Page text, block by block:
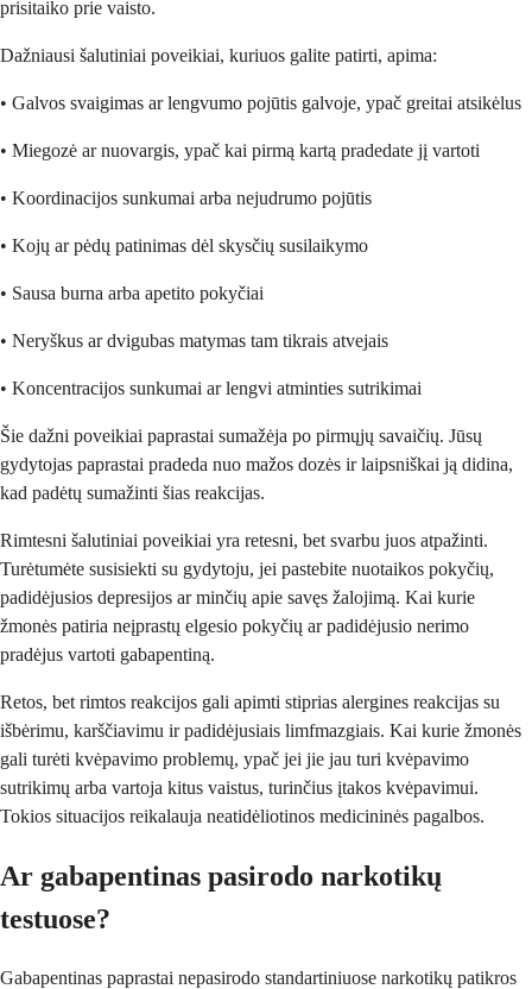
prisitaiko prie vaisto.
Dažniausi šalutiniai poveikiai, kuriuos galite patirti, apima:
• Galvos svaigimas ar lengvumo pojūtis galvoje, ypač greitai atsikėlus
• Miegozė ar nuovargis, ypač kai pirmą kartą pradedate jį vartoti
• Koordinacijos sunkumai arba nejudrumo pojūtis
• Kojų ar pėdų patinimas dėl skysčių susilaikymo
• Sausa burna arba apetito pokyčiai
• Neryškus ar dvigubas matymas tam tikrais atvejais
• Koncentracijos sunkumai ar lengvi atminties sutrikimai
Šie dažni poveikiai paprastai sumažėja po pirmųjų savaičių. Jūsų
gydytojas paprastai pradeda nuo mažos dozės ir laipsniškai ją didina,
kad padėtų sumažinti šias reakcijas.
Rimtesni šalutiniai poveikiai yra retesni, bet svarbu juos atpažinti.
Turėtumėte susisiekti su gydytoju, jei pastebite nuotaikos pokyčių,
padidėjusios depresijos ar minčių apie savęs žalojimą. Kai kurie
žmonės patiria neįprastų elgesio pokyčių ar padidėjusio nerimo
pradėjus vartoti gabapentiną.
Retos, bet rimtos reakcijos gali apimti stiprias alergines reakcijas su
išbėrimu, karščiavimu ir padidėjusiais limfmazgiais. Kai kurie žmonės
gali turėti kvėpavimo problemų, ypač jei jie jau turi kvėpavimo
sutrikimų arba vartoja kitus vaistus, turinčius įtakos kvėpavimui.
Tokios situacijos reikalauja neatidėliotinos medicininės pagalbos.
Ar gabapentinas pasirodo narkotikų
testuose?
Gabapentinas paprastai nepasirodo standartiniuose narkotikų patikros